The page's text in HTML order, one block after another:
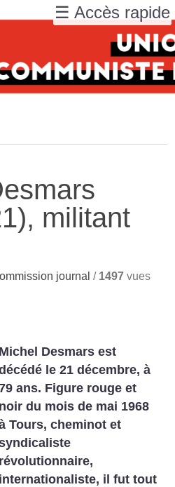
militant
journal / 1497 vues
Michel Desmars est
le 21 décembre, à
ans. Figure rouge et
noir du mois de mai 1968
Tours, cheminot et
révolutionnaire,
internationaliste, il fut tout
☰ Accès rapide